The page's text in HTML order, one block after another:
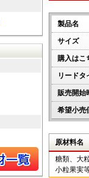
製品名
サイズ
購入はこ
リードタ
販売開始
希望小売
原材料名
糖類、大
小粒果実